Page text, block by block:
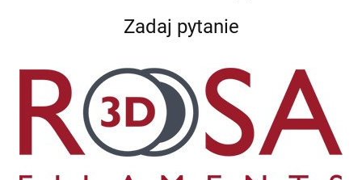
Zadaj pytanie